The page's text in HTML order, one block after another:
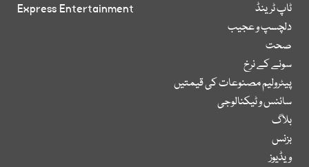
ٹاپ ٹرینڈ
دلچسپ و عجیب
صحت
سونے کے نرخ
پیٹرولیم مصنوعات کی قیمتیں
سائنس و ٹیکنالوجی
بلاگ
بزنس
ویڈیوز
Express Entertainment